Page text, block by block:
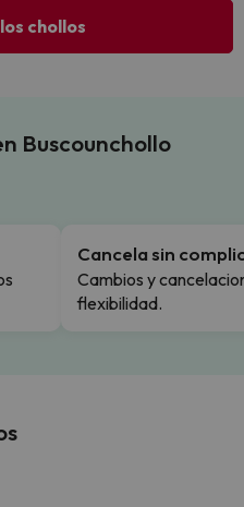
chollos
Buscounchollo
Cancela sin
Cambios y
flexibilidad.